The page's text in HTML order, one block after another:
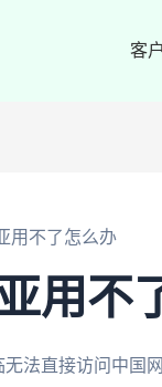
客
用不了怎么办
用不
法直接访问中国